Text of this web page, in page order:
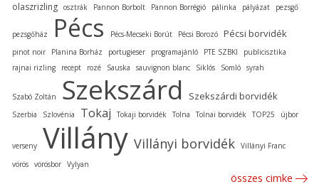
olaszrizling osztrák Pannon Borbolt Pannon Borrégió pálinka pályázat pezsgő
pezsgőház Pécs Pécs-Mecseki Borút Pécsi Borozó Pécsi borvidék
pinot noir Planina Borház portugieser programajánló PTE SZBKI
publicisztika
rajnai rizling
recept rozé Sauska sauvignon blanc Siklós Somló syrah
Szabó Zoltán Szekszárd Szekszárdi borvidék
Szerbia Szlovénia Tokaj Tokaji borvidék Tolna Tolnai borvidék TOP25 újbor
verseny Villány Villányi borvidék Villányi Franc
vörös vörösbor Vylyan
összes cimke